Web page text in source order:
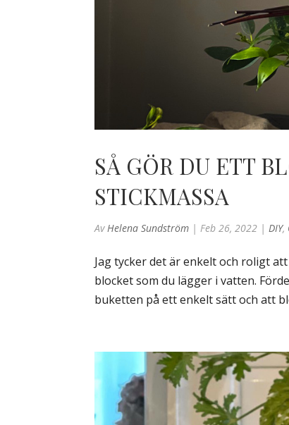
SÅ GÖR DU ETT
STICKMASSA
Av Helena Sundström | Feb 26, 2022 | DIY,
Jag tycker det är enkelt och roligt
blocket som du lägger i vatten.
buketten på ett enkelt sätt och att